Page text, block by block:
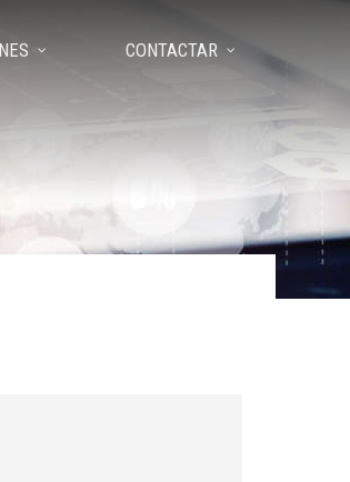
CONTACTAR